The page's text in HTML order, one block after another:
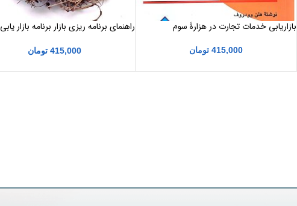
بازاریابی خدمات تجارت در هزارۀ سوم
415,000 تومان
راهنمای برنامه ریزی بازار برنامه بازار یابی
415,000 تومان